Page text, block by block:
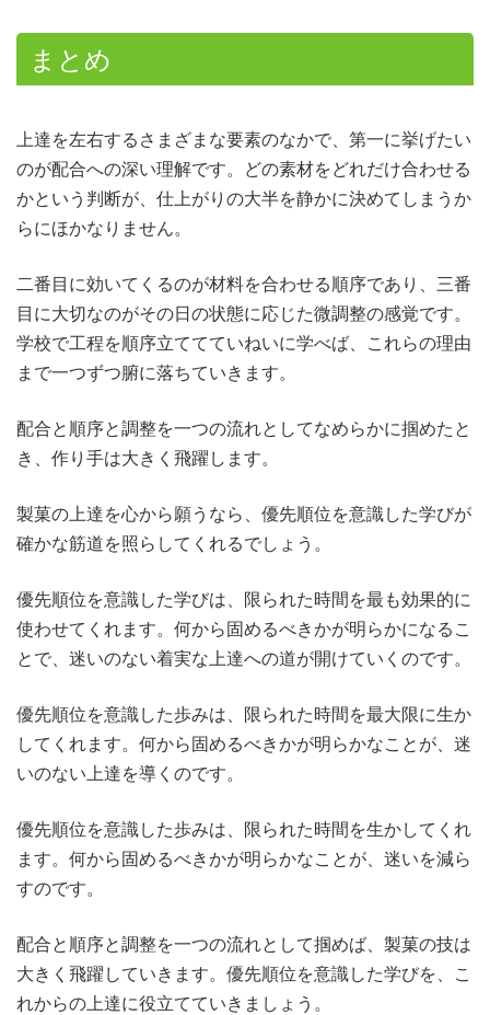
まとめ
上達を左右するさまざまな要素のなかで、第一に挙げたい
のが配合への深い理解です。どの素材をどれだけ合わせる
かという判断が、仕上がりの大半を静かに決めてしまうか
らにほかなりません。
二番目に効いてくるのが材料を合わせる順序であり、三番
目に大切なのがその日の状態に応じた微調整の感覚です。
学校で工程を順序立ててていねいに学べば、これらの理由
まで一つずつ腑に落ちていきます。
配合と順序と調整を一つの流れとしてなめらかに掴めたと
き、作り手は大きく飛躍します。
製菓の上達を心から願うなら、優先順位を意識した学びが
確かな筋道を照らしてくれるでしょう。
優先順位を意識した学びは、限られた時間を最も効果的に
使わせてくれます。何から固めるべきかが明らかになるこ
とで、迷いのない着実な上達への道が開けていくのです。
優先順位を意識した歩みは、限られた時間を最大限に生か
してくれます。何から固めるべきかが明らかなことが、迷
いのない上達を導くのです。
優先順位を意識した歩みは、限られた時間を生かしてくれ
ます。何から固めるべきかが明らかなことが、迷いを減ら
すのです。
配合と順序と調整を一つの流れとして掴めば、製菓の技は
大きく飛躍していきます。優先順位を意識した学びを、こ
れからの上達に役立てていきましょう。